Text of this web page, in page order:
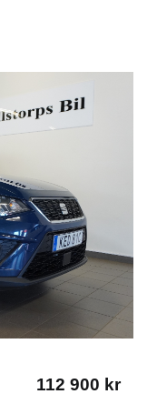
112 900 kr